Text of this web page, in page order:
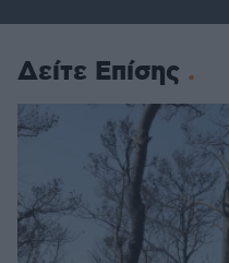
Δείτε Επίσης